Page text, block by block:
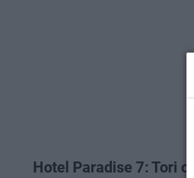
Hotel Paradise 7: Tori